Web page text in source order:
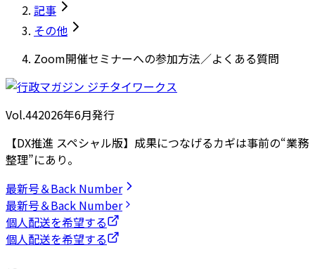
記事
その他
Zoom開催セミナーへの参加方法／よくある質問
Vol.442026年6月発行
【DX推進 スペシャル版】成果につなげるカギは事前の“業務
整理”にあり。
最新号＆Back Number
最新号＆Back Number
個人配送を希望する
個人配送を希望する